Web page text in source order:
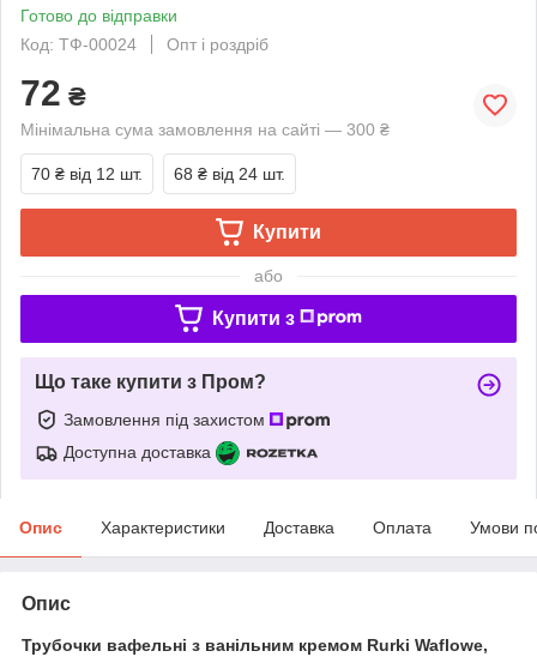
Готово до відправки
Код: ТФ-00024
Опт і роздріб
72 ₴
Мінімальна сума замовлення на сайті — 300 ₴
70 ₴ від 12 шт. 68 ₴ від 24 шт.
Купити
або
Купити з
Що таке купити з Пром?
Замовлення під захистом
Доступна доставка
Опис Характеристики Доставка Оплата Умови
Опис
Трубочки вафельні з ванільним кремом Rurki Waflowe,